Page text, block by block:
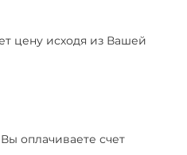
цену исходя из Вашей
оплачиваете счет